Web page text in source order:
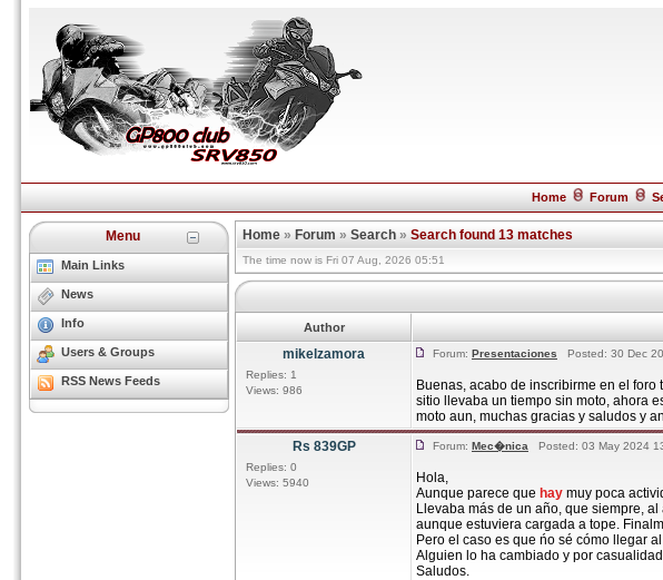
Home Forum
Menu
Main Links
News
Info
Users & Groups
RSS News Feeds
Home » Forum » Search » Search found 13 matches
The time now is Fri 07 Aug, 2026 05:51
Author
mikelzamora
Replies: 1
Views: 986
Forum: Presentaciones Posted: 30 Dec
Buenas, acabo de inscribirme en el
sitio llevaba un tiempo sin moto, ahora
moto aun, muchas gracias y saludos y
Rs 839GP
Replies: 0
Views: 5940
Forum: Mec�nica Posted: 03 May 2024
Hola,
Aunque parece que hay muy poca
Llevaba más de un año, que siempre,
aunque estuviera cargada a tope.
Pero el caso es que ńo sé cómo llegar
Alguien lo ha cambiado y por
Saludos.